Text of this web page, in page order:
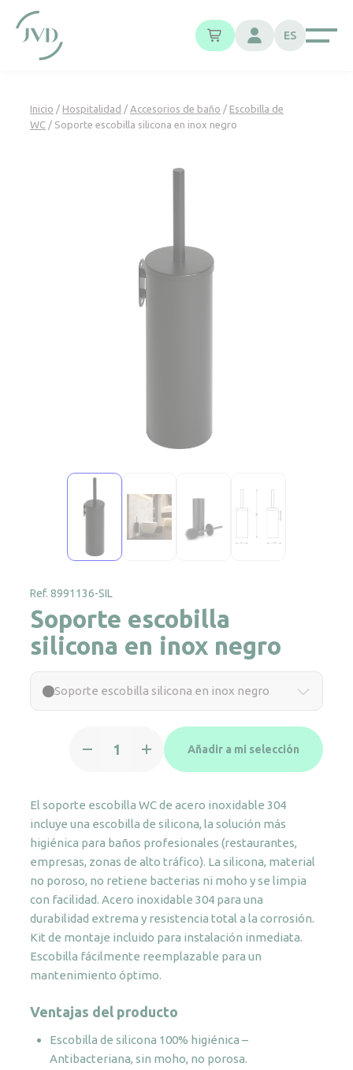
ES
Inicio / Hospitalidad / Accesorios de baño / Escobilla de
WC / Soporte escobilla silicona en inox negro
Ref. 8991136-SIL
Soporte escobilla
silicona en inox negro
Soporte escobilla silicona en inox negro
escobilla
inox
negro
cantidad
Añadir a mi selección
El soporte escobilla WC de acero inoxidable 304
incluye una escobilla de silicona, la solución más
higiénica para baños profesionales (restaurantes,
empresas, zonas de alto tráfico). La silicona, material
no poroso, no retiene bacterias ni moho y se limpia
con facilidad. Acero inoxidable 304 para una
durabilidad extrema y resistencia total a la corrosión.
Kit de montaje incluido para instalación inmediata.
Escobilla fácilmente reemplazable para un
mantenimiento óptimo.
Ventajas del producto
Escobilla de silicona 100% higiénica –
Antibacteriana, sin moho, no porosa.
Panel de gestión de cookies